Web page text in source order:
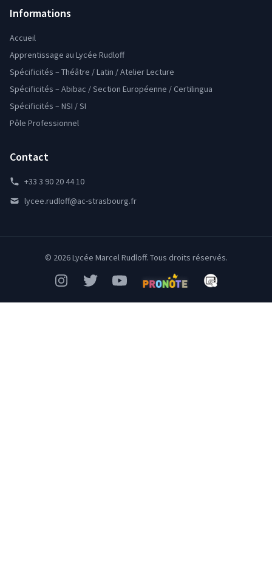
Informations
Accueil
Apprentissage au Lycée Rudloff
Spécificités – Théâtre / Latin / Atelier Lecture
Spécificités – Abibac / Section Européenne / Certilingua
Spécificités – NSI / SI
Pôle Professionnel
Contact
+33 3 90 20 44 10
lycee.rudloff@ac-strasbourg.fr
© 2026 Lycée Marcel Rudloff. Tous droits réservés.
InstagramTwitterYouTubePronote Mon Bureau